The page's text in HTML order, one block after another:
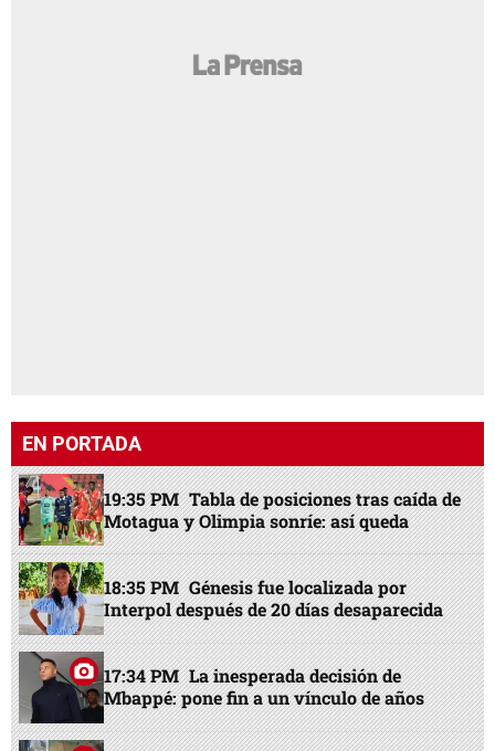
EN PORTADA
19:35 PM Tabla de posiciones tras caída de
Motagua y Olimpia sonríe: así queda
18:35 PM Génesis fue localizada por
Interpol después de 20 días desaparecida
17:34 PM La inesperada decisión de
Mbappé: pone fin a un vínculo de años